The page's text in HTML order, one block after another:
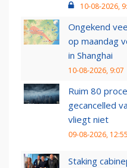
10-08-2026,
Ongekend
op maandag
in Shanghai
10-08-2026, 9:07
Ruim 80
gecancelled
vliegt niet
09-08-2026, 12:55
Staking